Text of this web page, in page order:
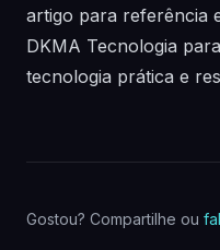
artigo para referência
DKMA Tecnologia
tecnologia prática e
Gostou? Compartilhe ou